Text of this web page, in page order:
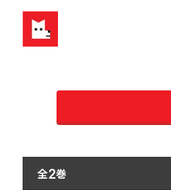
全2巻